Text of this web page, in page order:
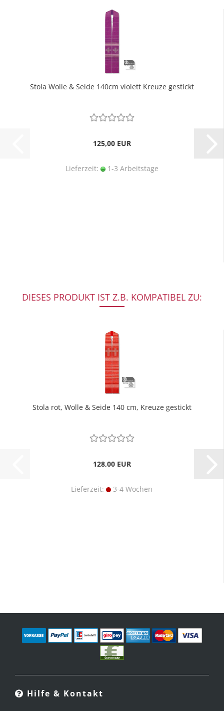
Stola Wolle & Seide 140cm violett Kreuze gestickt
125,00 EUR
Lieferzeit: 1-3 Arbeitstage
DIESES PRODUKT IST Z.B. KOMPATIBEL ZU:
Stola rot, Wolle & Seide 140 cm, Kreuze gestickt
128,00 EUR
Lieferzeit: 3-4 Wochen
Hilfe & Kontakt